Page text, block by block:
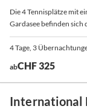
Die 4 Tennisplätze mit
Gardasee befinden sich
4 Tage, 3
abCHF 325
International